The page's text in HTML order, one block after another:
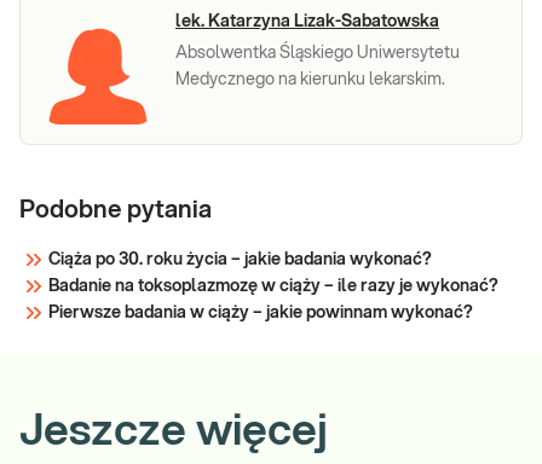
lek. Katarzyna Lizak-Sabatowska
Absolwentka Śląskiego Uniwersytetu
Medycznego na kierunku lekarskim.
Podobne pytania
Ciąża po 30. roku życia – jakie badania wykonać?
Badanie na toksoplazmozę w ciąży – ile razy je wykonać?
Pierwsze badania w ciąży – jakie powinnam wykonać?
Jeszcze więcej